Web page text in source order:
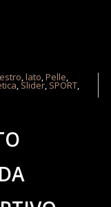
,lato,Pelle,
, Slider, SPORT,